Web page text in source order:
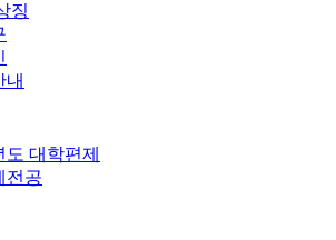
징
내
도 대학편제
전공